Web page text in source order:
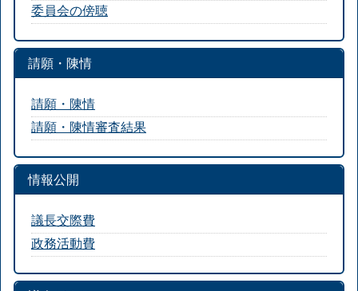
委員会の傍聴
請願・陳情
請願・陳情
請願・陳情審査結果
情報公開
議長交際費
政務活動費